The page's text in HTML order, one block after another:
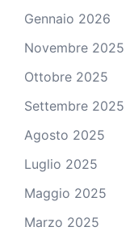
Gennaio 2026
Novembre 2025
Ottobre 2025
Settembre 2025
Agosto 2025
Luglio 2025
Maggio 2025
Marzo 2025